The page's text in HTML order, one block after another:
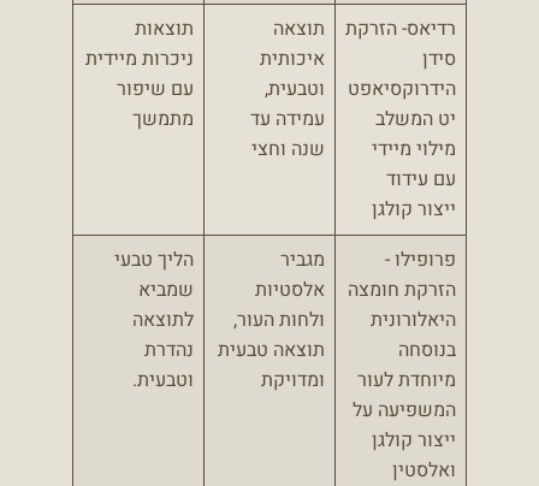
רדיאס- הזרקת
סידן
הידרוקסיאפט
יט המשלב
מילוי מיידי
עם עידוד
ייצור קולגן
תוצאה
איכותית
וטבעית,
עמידה עד
שנה וחצי
תוצאות
ניכרות מיידית
עם שיפור
מתמשך
פרופילו -
הזרקת חומצה
היאלורונית
בנוסחה
מיוחדת לעור
המשפיעה על
ייצור קולגן
ואלסטין
מגביר
אלסטיות
ולחות העור,
תוצאה טבעית
ומדויקת
הליך טבעי
שמביא
לתוצאה
נהדרת
וטבעית.